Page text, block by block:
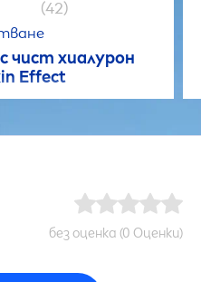
(42)
чист хиалурон
Effect
без оценка (0 Оценки)